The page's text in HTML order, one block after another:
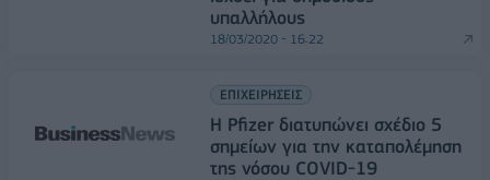
υπαλλήλους
18/03/2020 - 16:22
ΕΠΙΧΕΙΡΗΣΕΙΣ
Η Pfizer διατυπώνει σχέδιο 5
σημείων για την καταπολέμηση
της νόσου COVID-19